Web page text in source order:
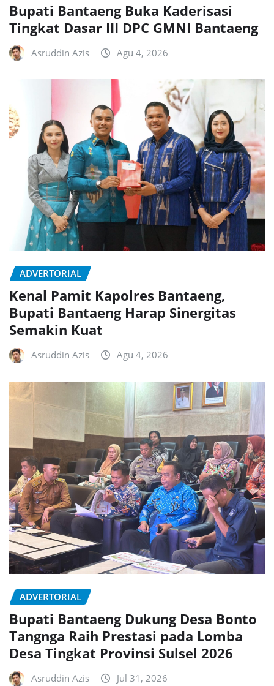
Bupati Bantaeng Buka Kaderisasi
Tingkat Dasar III DPC GMNI Bantaeng
Asruddin Azis Agu 4, 2026
ADVERTORIAL
Kenal Pamit Kapolres Bantaeng,
Bupati Bantaeng Harap Sinergitas
Semakin Kuat
Asruddin Azis Agu 4, 2026
ADVERTORIAL
Bupati Bantaeng Dukung Desa Bonto
Tangnga Raih Prestasi pada Lomba
Desa Tingkat Provinsi Sulsel 2026
Asruddin Azis Jul 31, 2026